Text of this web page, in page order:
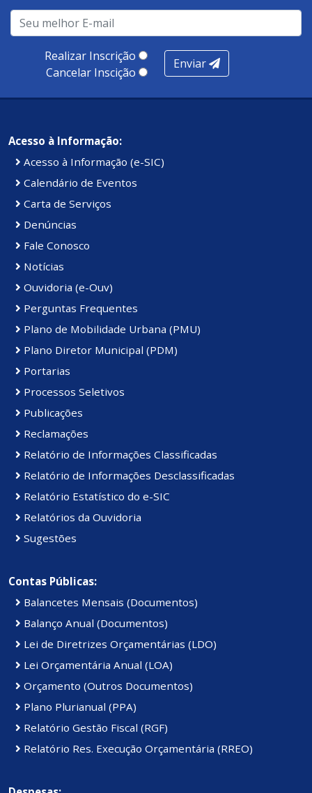
Realizar Inscrição
Cancelar Inscição
Enviar
Acesso à Informação:
Acesso à Informação (e-SIC)
Calendário de Eventos
Carta de Serviços
Denúncias
Fale Conosco
Notícias
Ouvidoria (e-Ouv)
Perguntas Frequentes
Plano de Mobilidade Urbana (PMU)
Plano Diretor Municipal (PDM)
Portarias
Processos Seletivos
Publicações
Reclamações
Relatório de Informações Classificadas
Relatório de Informações Desclassificadas
Relatório Estatístico do e-SIC
Relatórios da Ouvidoria
Sugestões
Contas Públicas:
Balancetes Mensais (Documentos)
Balanço Anual (Documentos)
Lei de Diretrizes Orçamentárias (LDO)
Lei Orçamentária Anual (LOA)
Orçamento (Outros Documentos)
Plano Plurianual (PPA)
Relatório Gestão Fiscal (RGF)
Relatório Res. Execução Orçamentária (RREO)